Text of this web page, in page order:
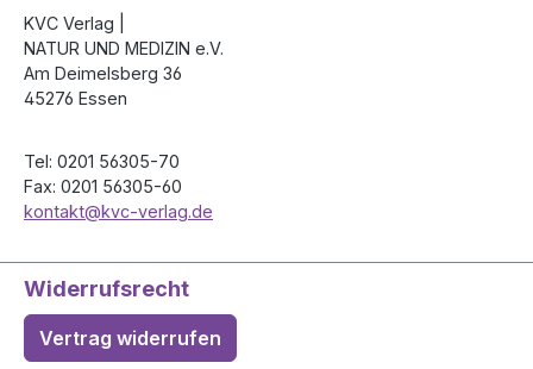
KVC Verlag |
NATUR UND MEDIZIN e.V.
Am Deimelsberg 36
45276 Essen
Tel: 0201 56305-70
Fax: 0201 56305-60
kontakt@kvc-verlag.de
Widerrufsrecht
Vertrag widerrufen